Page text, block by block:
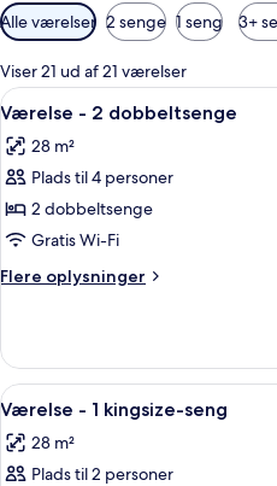
Tilgængelige
filtre
for
værelser
Alle værelser 2 senge 1 seng 3+
Viser 21 ud af 21 værelser
Indlæs
alle
billeder
af
Værelse
-
2
dobbeltsenge
8
Værelse - 2 dobbeltsenge
28 m²
Plads til 4 personer
2 dobbeltsenge
Gratis Wi-Fi
Flere oplysninger
Flere
-
dobbeltsenge
Indlæs
alle
billeder
af
4
Værelse - 1 kingsize-seng
28 m²
Plads til 2 personer